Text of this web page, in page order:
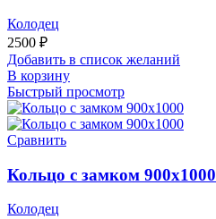
Колодец
2500 ₽
Добавить в список желаний
В корзину
Быстрый просмотр
Сравнить
Кольцо с замком 900х1000
Колодец